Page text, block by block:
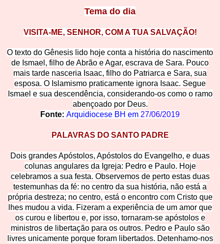
Tema do dia
VISITA-ME, SENHOR, COM A TUA SALVAÇÃO!
O texto do Gênesis lido hoje conta a história do nascimento
de Ismael, filho de Abrão e Agar, escrava de Sara. Pouco
mais tarde nasceria Isaac, filho do Patriarca e Sara, sua
esposa. O Islamismo praticamente ignora Isaac. Segue
Ismael e sua descendência, considerando-os como o ramo
abençoado por Deus.
Fonte: Arquidiocese BH em 27/06/2019
PALAVRAS DO SANTO PADRE
Dois grandes Apóstolos, Apóstolos do Evangelho, e duas
colunas angulares da Igreja: Pedro e Paulo. Hoje
celebramos a sua festa. Observemos de perto estas duas
testemunhas da fé: no centro da sua história, não está a
própria destreza; no centro, está o encontro com Cristo que
lhes mudou a vida. Fizeram a experiência de um amor que
os curou e libertou e, por isso, tornaram-se apóstolos e
ministros de libertação para os outros. Pedro e Paulo são
livres unicamente porque foram libertados. Detenhamo-nos